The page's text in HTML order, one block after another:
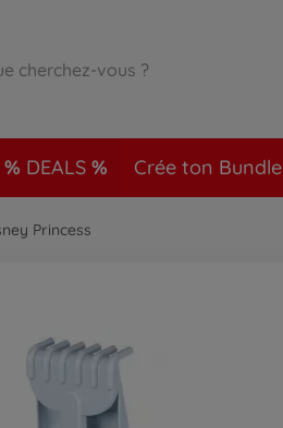
DEALS Crée ton Bundle
Princess